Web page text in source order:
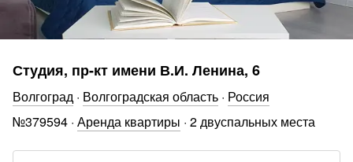
Студия, пр-кт имени В.И. Ленина, 6
Волгоград · Волгоградская область · Россия
№379594 · Аренда квартиры · 2 двуспальных места